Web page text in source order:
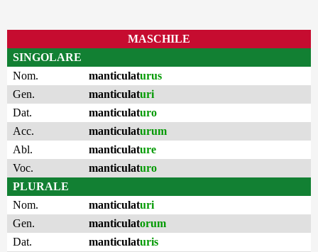
MASCHILE
SINGOLARE
Nom.
manticulaturus
Gen.
manticulaturi
Dat.
manticulaturo
Acc.
manticulaturum
Abl.
manticulature
Voc.
manticulaturo
PLURALE
Nom.
manticulaturi
Gen.
manticulatorum
Dat.
manticulaturis